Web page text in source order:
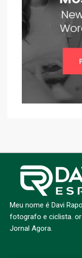
Meu nome é Davi
fotografo e ciclista.
Jornal Agora.